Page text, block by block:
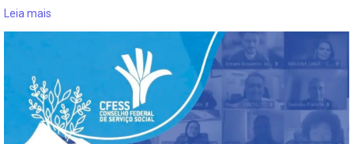
Leia mais